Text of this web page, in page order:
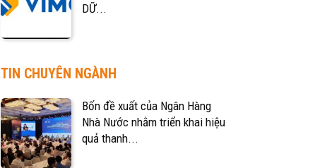
DỮ...
TIN CHUYÊN NGÀNH
Bốn đề xuất của Ngân Hàng
Nhà Nước nhằm triển khai hiệu
quả thanh...